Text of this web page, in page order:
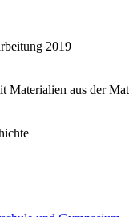
2019
Materialien aus der